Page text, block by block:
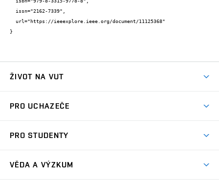
}
ŽIVOT NA VUT
Koleje
Sport na VUT
PRO UCHAZEČE
Dny otevřených dveří
PRO STUDENTY
VĚDA A VÝZKUM